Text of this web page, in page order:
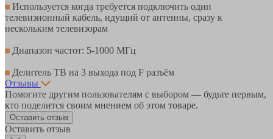
Используется когда требуется подключить один
телевизионный кабель, идущий от антенны, сразу к
нескольким телевизорам
Диапазон частот: 5-1000 МГц
Делитель ТВ на 3 выхода под F разъём
Отзывы
Помогите другим пользователям с выбором — будьте первым,
кто поделится своим мнением об этом товаре.
Оставить отзыв
Оставить отзыв